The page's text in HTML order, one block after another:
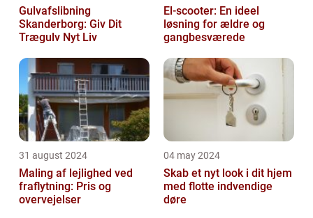
Gulvafslibning
Skanderborg: Giv Dit
Trægulv Nyt Liv
El-scooter: En ideel
løsning for ældre og
gangbesværede
31 august 2024
Maling af lejlighed ved
fraflytning: Pris og
overvejelser
04 may 2024
Skab et nyt look i dit hjem
med flotte indvendige
døre